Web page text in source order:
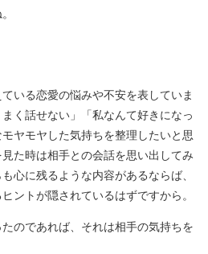
いる恋愛の悩みや不安を表していま
く話せない」「私なんて好きになっ
ヤモヤした気持ちを整理したいと思
た時は相手との会話を思い出してみ
心に残るような内容があるならば、
ントが隠されているはずですから。
のであれば、それは相手の気持ちを